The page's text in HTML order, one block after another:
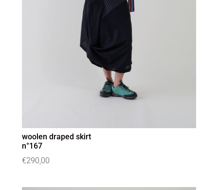
woolen draped skirt
n°167
€290,00